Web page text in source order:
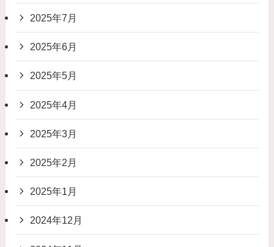
2025年7月
2025年6月
2025年5月
2025年4月
2025年3月
2025年2月
2025年1月
2024年12月